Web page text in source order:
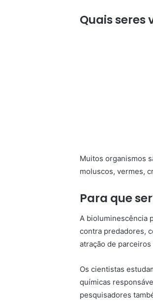
Quais seres
Muitos organismos
moluscos, vermes,
Para que
A bioluminescência
contra predadores,
atração de
Os cientistas
químicas
pesquisadores